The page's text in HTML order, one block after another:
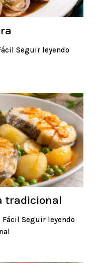
Seguir leyendo
tradicional
Fácil Seguir leyendo